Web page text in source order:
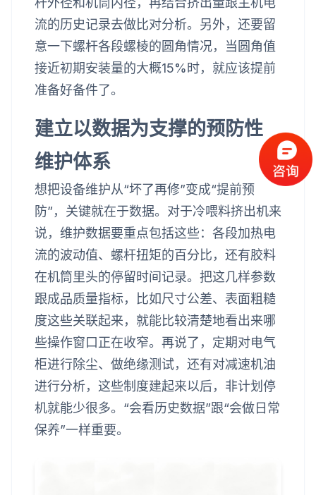
流的历史记录去做比对分析。另外，还要留
意一下螺杆各段螺棱的圆角情况，当圆角值
接近初期安装量的大概15%时，就应该提前
准备好备件了。
建立以数据为支撑的预防性
维护体系
想把设备维护从“坏了再修”变成“提前预
防”，关键就在于数据。对于冷喂料挤出机来
说，维护数据要重点包括这些：各段加热电
流的波动值、螺杆扭矩的百分比，还有胶料
在机筒里头的停留时间记录。把这几样参数
跟成品质量指标，比如尺寸公差、表面粗糙
度这些关联起来，就能比较清楚地看出来哪
些操作窗口正在收窄。再说了，定期对电气
柜进行除尘、做绝缘测试，还有对减速机油
进行分析，这些制度建起来以后，非计划停
机就能少很多。“会看历史数据”跟“会做日常
保养”一样重要。